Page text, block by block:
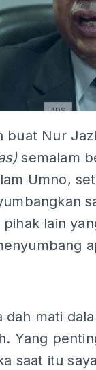
ADS
buat Nur
semalam
Umno,
lain
dah mati
Yang
saat itu